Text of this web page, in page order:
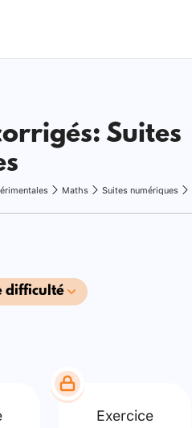
Suites
Maths Suites numériques
difficulté
Exercice